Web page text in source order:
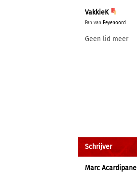
VakkieK
Fan van Feyenoord
Geen lid meer
Schrijver
Marc Acardipane